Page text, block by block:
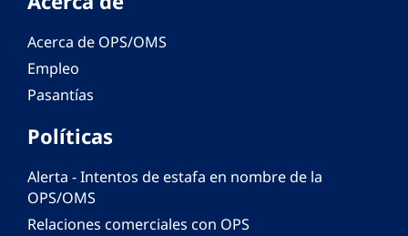
Acerca de OPS/OMS
Empleo
Pasantías
Políticas
Alerta - Intentos de estafa en nombre de la
OPS/OMS
Relaciones comerciales con OPS